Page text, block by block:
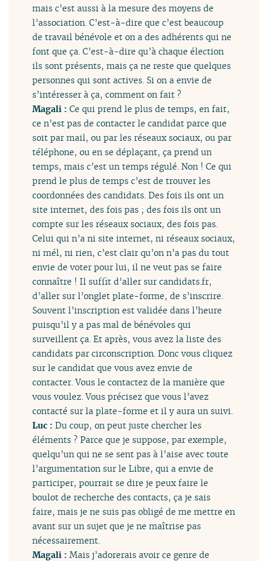
mais c’est aussi à la mesure des moyens de
l’association. C’est-à-dire que c’est beaucoup
de travail bénévole et on a des adhérents qui ne
font que ça. C’est-à-dire qu’à chaque élection
ils sont présents, mais ça ne reste que quelques
personnes qui sont actives. Si on a envie de
s’intéresser à ça, comment on fait ?
Magali :Ce qui prend le plus de temps, en fait,
ce n’est pas de contacter le candidat parce que
soit par mail, ou par les réseaux sociaux, ou par
téléphone, ou en se déplaçant, ça prend un
temps, mais c’est un temps régulé. Non ! Ce qui
prend le plus de temps c’est de trouver les
coordonnées des candidats. Des fois ils ont un
site internet, des fois pas ; des fois ils ont un
compte sur les réseaux sociaux, des fois pas.
Celui qui n’a ni site internet, ni réseaux sociaux,
ni mél, ni rien, c’est clair qu’on n’a pas du tout
envie de voter pour lui, il ne veut pas se faire
connaître ! Il suffit d’aller sur candidats.fr,
d’aller sur l’onglet plate-forme, de s’inscrire.
Souvent l’inscription est validée dans l’heure
puisqu’il y a pas mal de bénévoles qui
surveillent ça. Et après, vous avez la liste des
candidats par circonscription. Donc vous cliquez
sur le candidat que vous avez envie de
contacter. Vous le contactez de la manière que
vous voulez. Vous précisez que vous l’avez
contacté sur la plate-forme et il y aura un suivi.
Luc :Du coup, on peut juste chercher les
éléments ? Parce que je suppose, par exemple,
quelqu’un qui ne se sent pas à l’aise avec toute
l’argumentation sur le Libre, qui a envie de
participer, pourrait se dire je peux faire le
boulot de recherche des contacts, ça je sais
faire, mais je ne suis pas obligé de me mettre en
avant sur un sujet que je ne maîtrise pas
nécessairement.
Magali :Mais j’adorerais avoir ce genre de